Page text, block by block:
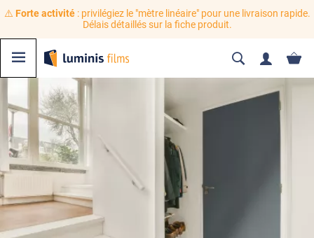
⚠️ Forte activité: privilégiez le "mètre linéaire" pour une livraison rapide.
Délais détaillés sur la fiche produit.